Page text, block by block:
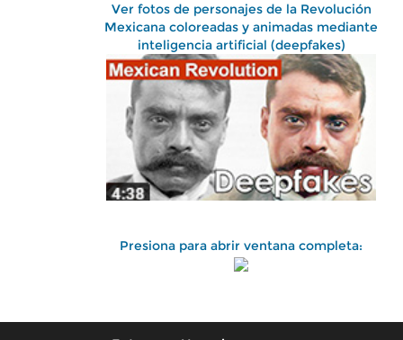
Ver fotos de personajes de la Revolución
Mexicana coloreadas y animadas mediante
inteligencia artificial (deepfakes)
Presiona para abrir ventana completa: